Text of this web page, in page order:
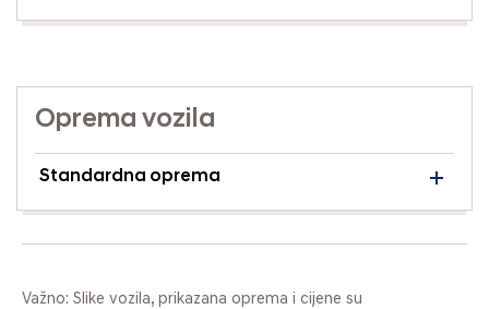
Oprema vozila
Standardna oprema
Važno: Slike vozila, prikazana oprema i cijene su